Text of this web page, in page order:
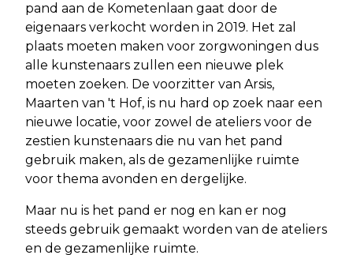
pand aan de Kometenlaan gaat door de
eigenaars verkocht worden in 2019. Het zal
plaats moeten maken voor zorgwoningen dus
alle kunstenaars zullen een nieuwe plek
moeten zoeken. De voorzitter van Arsis,
Maarten van 't Hof, is nu hard op zoek naar een
nieuwe locatie, voor zowel de ateliers voor de
zestien kunstenaars die nu van het pand
gebruik maken, als de gezamenlijke ruimte
voor thema avonden en dergelijke.
Maar nu is het pand er nog en kan er nog
steeds gebruik gemaakt worden van de ateliers
en de gezamenlijke ruimte.